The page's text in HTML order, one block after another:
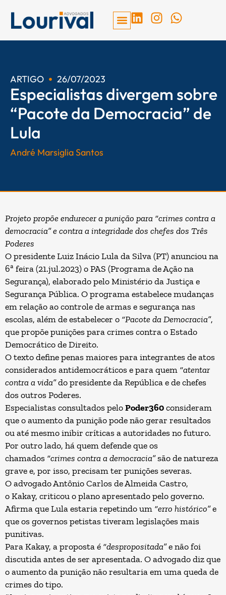
conteúdo
L
n
i
n
I
s
r
a
m
W
a
p
p
ARTIGO 26/07/2023
Especialistas divergem sobre
“Pacote da Democracia” de
Lula
André Marsiglia Santos
Projeto propõe endurecer a punição para “crimes contra a
democracia” e contra a integridade dos chefes dos Três
Poderes
O presidenteLuiz Inácio Lula da Silva(PT) anunciou na
6ª feira (21.jul.2023) o PAS (Programa de Ação na
Segurança), elaborado pelo Ministério da Justiça e
Segurança Pública. O programa estabelece mudanças
em relação ao controle de armas e segurança nas
escolas, além de estabelecer o “Pacote da Democracia”,
quepropõe punições para crimes contra o Estado
Democrático de Direito.
O texto define penas maiores para integrantes de atos
considerados antidemocráticos e para quem “atentar
contra a vida”do presidente da República e de chefes
dos outros Poderes.
Especialistas consultados peloPoder360consideram
que o aumento da punição pode não gerar resultados
ou até mesmo inibir críticas a autoridades no futuro.
Por outro lado, há quem defende que os
chamados “crimes contra a democracia”são de natureza
grave e, por isso, precisam ter punições severas.
O advogado Antônio Carlos de Almeida Castro,
oKakay, criticou o plano apresentado pelo governo.
Afirma que Lula estaria repetindo um “erro histórico”e
que os governos petistas tiveram legislações mais
punitivas.
Para Kakay, a proposta é “despropositada”e não foi
discutida antes de ser apresentada. O advogado diz que
o aumento da punição não resultaria em uma queda de
crimes do tipo.